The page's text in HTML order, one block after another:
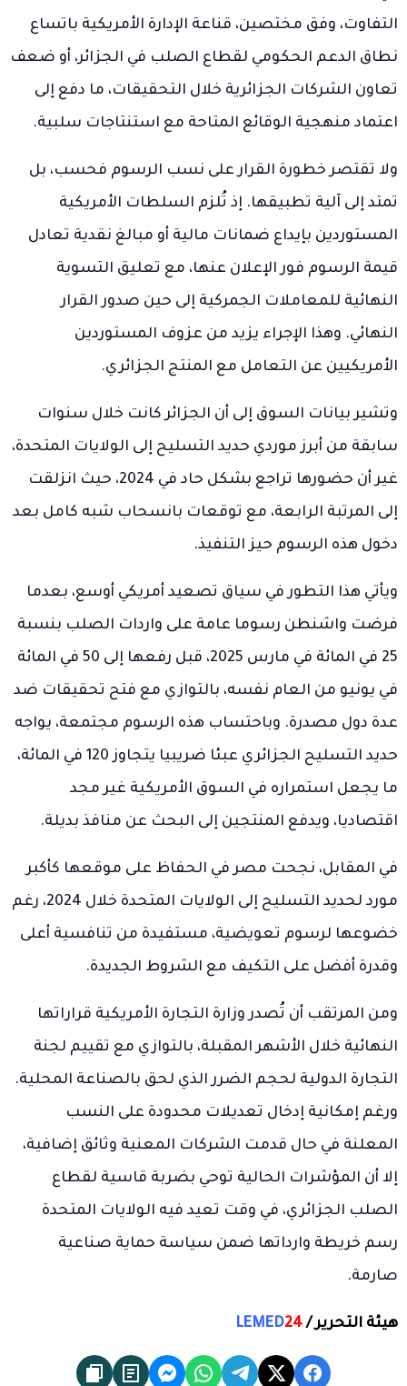
التفاوت، وفق مختصين، قناعة الإدارة الأمريكية باتساع
نطاق الدعم الحكومي لقطاع الصلب في الجزائر، أو ضعف
تعاون الشركات الجزائرية خلال التحقيقات، ما دفع إلى
اعتماد منهجية الوقائع المتاحة مع استنتاجات سلبية.
ولا تقتصر خطورة القرار على نسب الرسوم فحسب، بل
تمتد إلى آلية تطبيقها. إذ تُلزم السلطات الأمريكية
المستوردين بإيداع ضمانات مالية أو مبالغ نقدية تعادل
قيمة الرسوم فور الإعلان عنها، مع تعليق التسوية
النهائية للمعاملات الجمركية إلى حين صدور القرار
النهائي. وهذا الإجراء يزيد من عزوف المستوردين
الأمريكيين عن التعامل مع المنتج الجزائري.
وتشير بيانات السوق إلى أن الجزائر كانت خلال سنوات
سابقة من أبرز موردي حديد التسليح إلى الولايات المتحدة،
غير أن حضورها تراجع بشكل حاد في 2024، حيث انزلقت
إلى المرتبة الرابعة، مع توقعات بانسحاب شبه كامل بعد
دخول هذه الرسوم حيز التنفيذ.
ويأتي هذا التطور في سياق تصعيد أمريكي أوسع، بعدما
فرضت واشنطن رسوما عامة على واردات الصلب بنسبة
25 في المائة في مارس 2025، قبل رفعها إلى 50 في المائة
في يونيو من العام نفسه، بالتوازي مع فتح تحقيقات ضد
عدة دول مصدرة. وباحتساب هذه الرسوم مجتمعة، يواجه
حديد التسليح الجزائري عبئا ضريبيا يتجاوز 120 في المائة،
ما يجعل استمراره في السوق الأمريكية غير مجد
اقتصاديا، ويدفع المنتجين إلى البحث عن منافذ بديلة.
في المقابل، نجحت مصر في الحفاظ على موقعها كأكبر
مورد لحديد التسليح إلى الولايات المتحدة خلال 2024، رغم
خضوعها لرسوم تعويضية، مستفيدة من تنافسية أعلى
وقدرة أفضل على التكيف مع الشروط الجديدة.
ومن المرتقب أن تُصدروزارة التجارة الأمريكية قراراتها
النهائية خلال الأشهر المقبلة، بالتوازي مع تقييم لجنة
التجارة الدولية لحجم الضرر الذي لحق بالصناعة المحلية.
ورغم إمكانية إدخال تعديلات محدودة على النسب
المعلنة في حال قدمت الشركات المعنية وثائق إضافية،
إلا أن المؤشرات الحالية توحي بضربة قاسية لقطاع
الصلب الجزائري، في وقت تعيد فيه الولايات المتحدة
رسم خريطة وارداتها ضمن سياسة حماية صناعية
صارمة.
هيئة التحرير / LEMED24